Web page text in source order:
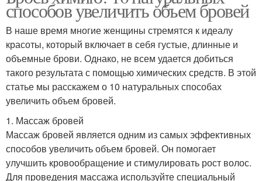
способов увеличить объем бровей
В наше время многие женщины стремятся к идеалу
красоты, который включает в себя густые, длинные и
объемные брови. Однако, не всем удается добиться
такого результата с помощью химических средств. В этой
статье мы расскажем о 10 натуральных способах
увеличить объем бровей.
1. Массаж бровей
Массаж бровей является одним из самых эффективных
способов увеличить объем бровей. Он помогает
улучшить кровообращение и стимулировать рост волос.
Для проведения массажа используйте специальный